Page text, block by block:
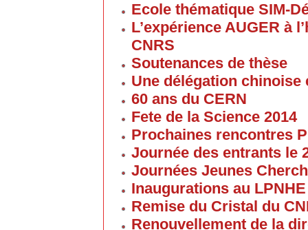
Ecole thématique SIM-
L’expérience AUGER à
CNRS
Soutenances de thèse
Une délégation
60 ans du CERN
Fete de la Science 2014
Prochaines rencontres
Journée des entrants le
Journées Jeunes
Inaugurations au LPNHE
Remise du Cristal du
Renouvellement de la